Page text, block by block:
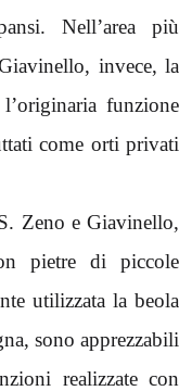
Nell’area più
invece, la
funzione
come orti privati
Zeno e Giavinello,
pietre di piccole
utilizzata la beola
sono apprezzabili
realizzate con